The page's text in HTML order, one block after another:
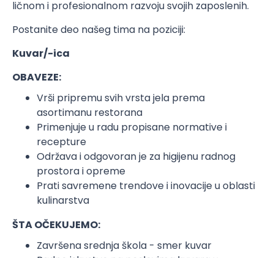
ličnom i profesionalnom razvoju svojih zaposlenih.
Postanite deo našeg tima na poziciji:
Kuvar/-ica
OBAVEZE:
Vrši pripremu svih vrsta jela prema
asortimanu restorana
Primenjuje u radu propisane normative i
recepture
Održava i odgovoran je za higijenu radnog
prostora i opreme
Prati savremene trendove i inovacije u oblasti
kulinarstva
ŠTA OČEKUJEMO:
Završena srednja škola - smer kuvar